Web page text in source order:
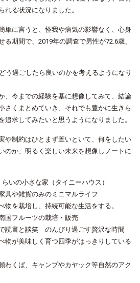
れる状況になりました。
単に言うと、怪我や病気の影響なく、心身
期間で、2019年の調査で男性が72.6歳、
う過ごしたら良いのかを考えるようになり
、今までの経験を基に想像してみて、結論
さくまとめていき、それでも豊かに生きら
追求してみたいと思うようになりました。
や制約はひとまず置いといて、何をしたい
のか、明るく楽しい未来を想像しノートに
いの小さな家（タイニーハウス）
具や雑貨のみのミニマルライフ
物を栽培し、持続可能な生活をする。
国フルーツの栽培・販売
読書と談笑 のんびり過ごす贅沢な時間
物が美味しく育つ四季がはっきりしている
わくば、キャンプやカヤック等自然のアク